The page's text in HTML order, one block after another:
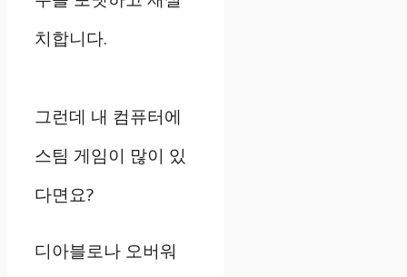
치합니다.
그런데 내 컴퓨터에
스팀 게임이 많이 있
다면요?
디아블로나 오버워